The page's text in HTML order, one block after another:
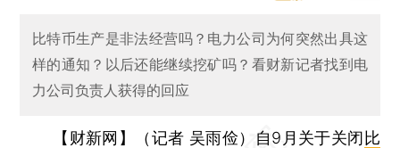
比特币生产是非法经营吗？电力公司为何突然出具这
样的通知？以后还能继续挖矿吗？看财新记者找到电
力公司负责人获得的回应
【财新网】（记者 吴雨俭） 自9月关于关闭 比